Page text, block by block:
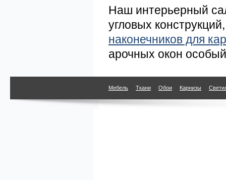
Наш интерьерный
угловых
наконечников для
арочных окон
Мебель Ткани Обои Карнизы